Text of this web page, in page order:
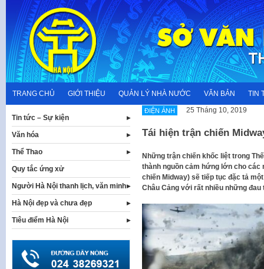
content
TRANG CHỦ GIỚI THIỆU QUẢN LÝ NHÀ NƯỚC VĂN BẢN TIN
ĐIỆN ẢNH 25 Tháng 10, 2019
Tái hiện trận chiến
Những trận chiến khốc liệt trong
thành nguồn cảm hứng lớn cho các
chiến Midway) sẽ tiếp tục đặc tả
Châu Cảng với rất nhiều những
Tin tức – Sự kiện
Văn hóa
Thể Thao
Quy tắc ứng xử
Người Hà Nội thanh lịch, văn minh
Hà Nội đẹp và chưa đẹp
Tiêu điểm Hà Nội